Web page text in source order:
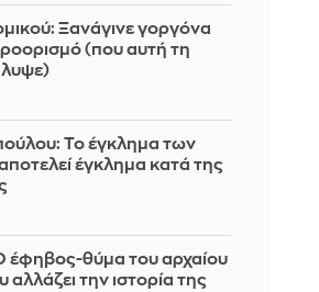
Ξανάγινε γοργόνα
(που αυτή τη
Το έγκλημα των
έγκλημα κατά της
έφηβος-θύμα του αρχαίου
αλλάζει την ιστορία της